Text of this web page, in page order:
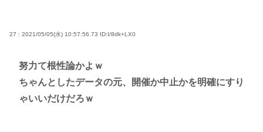
27 : 2021/05/05(水) 10:57:56.73 ID:I/8dk+LX0
努力て根性論かよｗ
ちゃんとしたデータの元、開催か中止かを明確にすり
ゃいいだけだろｗ